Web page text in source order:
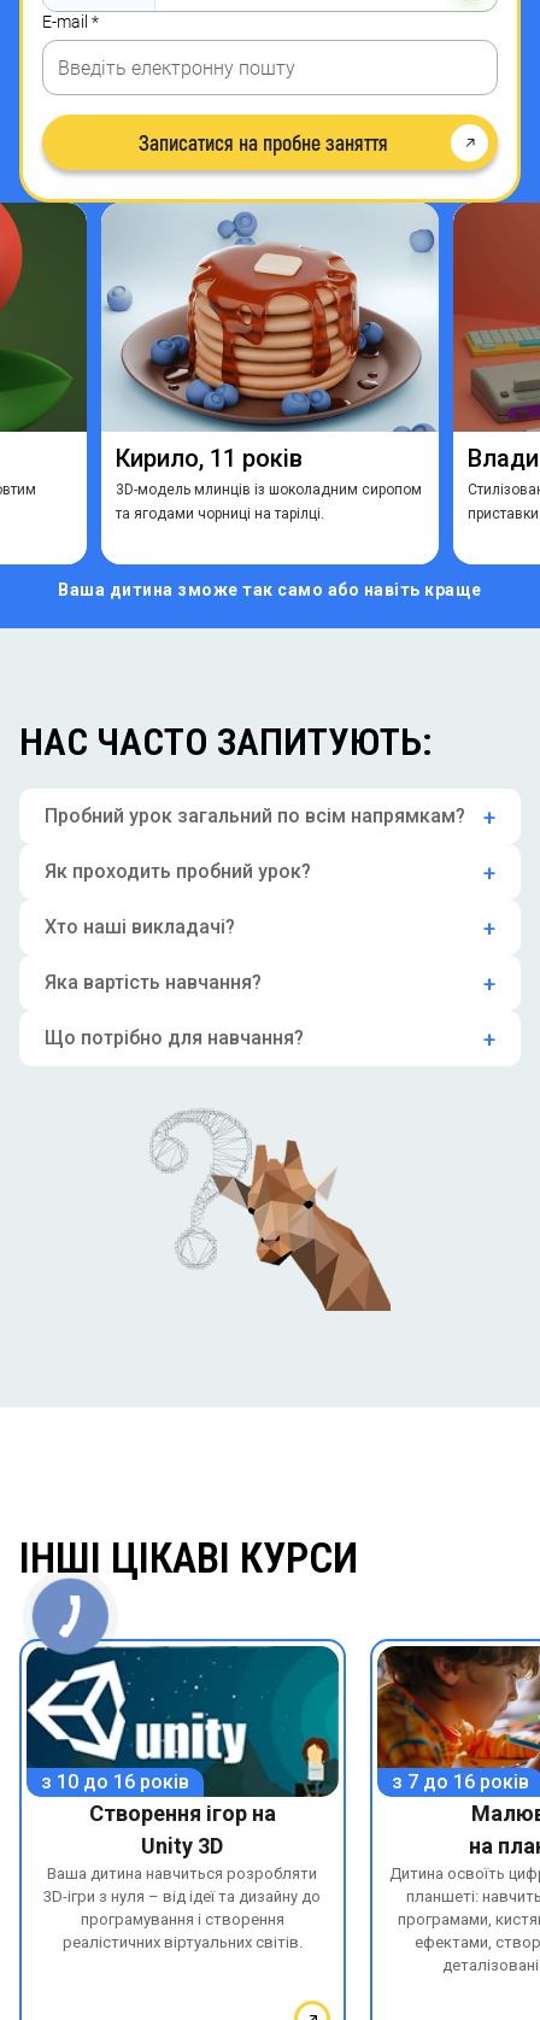
АБО
НАВІТЬ
КРАЩЕ
Ваша дитина зможе так само або навіть краще
Кирило, 11 років
3D-модель млинців із шоколадним сиропом
та ягодами чорниці на тарілці.
E-mail *
Записатися на пробне заняття
НАС ЧАСТО ЗАПИТУЮТЬ:
Пробний урок загальний по всім напрямкам?
Як проходить пробний урок?
Хто наші викладачі?
Яка вартість навчання?
Що потрібно для навчання?
ІНШІ ЦІКАВІ КУРСИ
з 10 до 16 років
Створення ігор на
Unity 3D
Ваша дитина навчиться розробляти
3D-ігри з нуля – від ідеї та дизайну до
програмування і створення
реалістичних віртуальних світів.
з 7 до 16 років
на
Дитина освоїть
планшеті:
програмами,
ефектами,